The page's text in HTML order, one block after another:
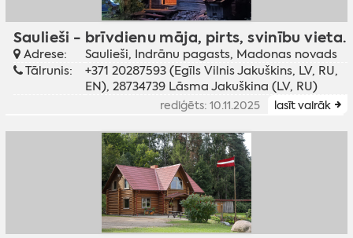
Saulieši - brīvdienu māja, pirts, svinību vieta.
Adrese:
Saulieši, Indrānu pagasts, Madonas novads
Tālrunis:
+371 20287593 (Egīls Vilnis Jakuškins, LV, RU,
EN), 28734739 Lāsma Jakuškina (LV, RU)
rediģēts: 10.11.2025 lasīt vairāk